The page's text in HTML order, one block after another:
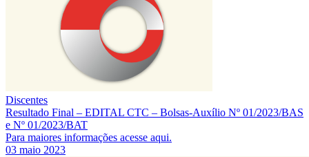
Discentes
Resultado Final – EDITAL CTC – Bolsas-Auxílio Nº 01/2023/BAS
e Nº 01/2023/BAT
Para maiores informações acesse aqui.
03 maio 2023